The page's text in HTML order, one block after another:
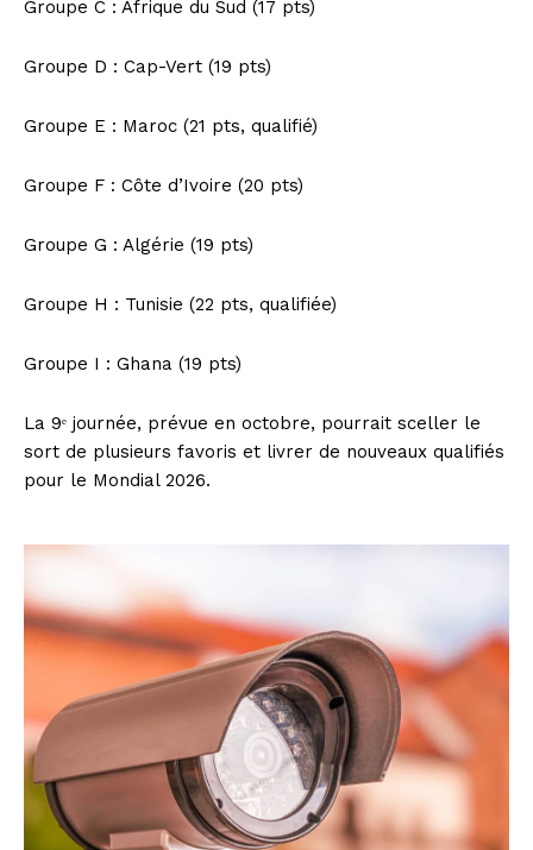
Groupe C : Afrique du Sud (17 pts)
Groupe D : Cap-Vert (19 pts)
Groupe E : Maroc (21 pts, qualifié)
Groupe F : Côte d’Ivoire (20 pts)
Groupe G : Algérie (19 pts)
Groupe H : Tunisie (22 pts, qualifiée)
Groupe I : Ghana (19 pts)
La 9ᵉ journée, prévue en octobre, pourrait sceller le
sort de plusieurs favoris et livrer de nouveaux qualifiés
pour le Mondial 2026.